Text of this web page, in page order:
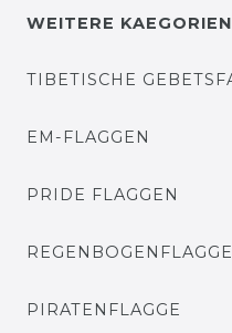
WEITERE KAEGORIEN
TIBETISCHE
EM-FLAGGEN
PRIDE FLAGGEN
REGENBOGENFLAGGE
PIRATENFLAGGE